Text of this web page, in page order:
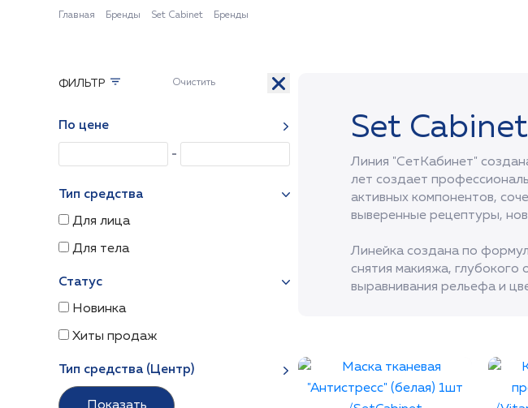
Главная Бренды Set Cabinet Бренды
ФИЛЬТР
По цене
Тип средства
Для лица
Для тела
Статус
Новинка
Хиты продаж
Тип средства (Центр)
Set Cabinet
Линия "СетКабинет"
лет создает
активных компонентов,
выверенные рецептуры,
Линейка создана по
снятия макияжа,
выравнивания рельефа и